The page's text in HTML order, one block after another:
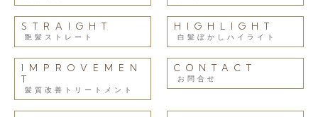
STRAIGHT
艶髪ストレート
HIGHLIGHT
白髪ぼかしハイライト
IMPROVEMEN
T
髪質改善トリートメント
CONTACT
お問合せ